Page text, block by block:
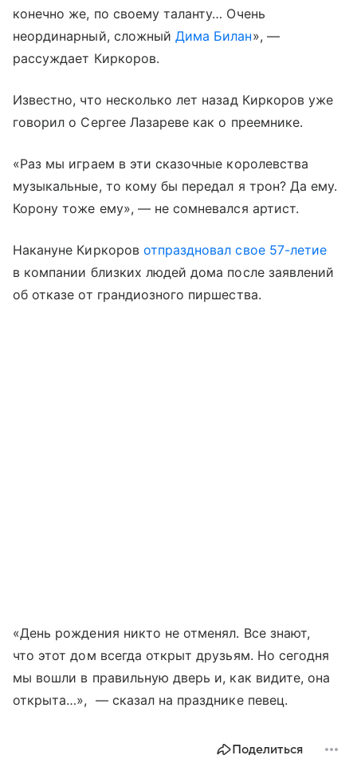
конечно же, по своему таланту… Очень
неординарный, сложныйДима Билан», —
рассуждает Киркоров.
Известно, что несколько лет назад Киркоров уже
говорил о Сергее Лазареве как о преемнике.
«Раз мы играем в эти сказочные королевства
музыкальные, то кому бы передал я трон? Да ему.
Корону тоже ему», — не сомневался артист.
Накануне Киркоров отпраздновал свое 57-летие
в компании близких людей дома после заявлений
об отказе от грандиозного пиршества.
«День рождения никто не отменял. Все знают,
что этот дом всегда открыт друзьям. Но сегодня
мы вошли в правильную дверь и, как видите, она
открыта…», — сказал на празднике певец.
Поделиться